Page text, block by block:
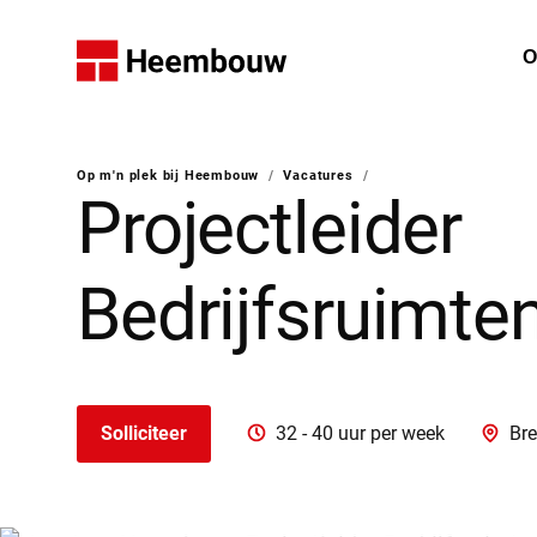
Home
U bent hier:
Op m'n plek bij Heembouw / Vacatures /
Projectleider
Solliciteer 32 - 40 uur per week